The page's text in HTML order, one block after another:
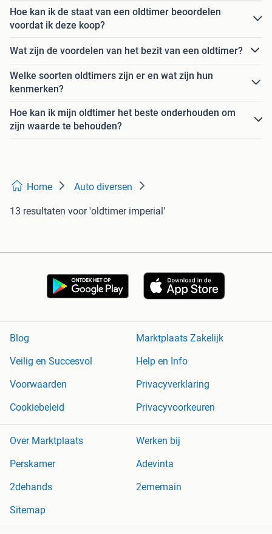
Hoe kan ik de staat van een oldtimer beoordelen
voordat ik deze koop?
Wat zijn de voordelen van het bezit van een oldtimer?
Welke soorten oldtimers zijn er en wat zijn hun
kenmerken?
Hoe kan ik mijn oldtimer het beste onderhouden om
zijn waarde te behouden?
Home Auto diversen
13 resultaten voor 'oldtimer imperial'
Blog
Marktplaats Zakelijk
Veilig en Succesvol
Help en Info
Voorwaarden
Privacyverklaring
Cookiebeleid
Privacyvoorkeuren
Over Marktplaats
Werken bij
Perskamer
Adevinta
2dehands
2ememain
Sitemap